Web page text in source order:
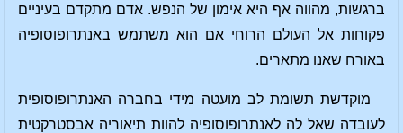
ברגשות, מהווה אף היא אימון של הנפש. אדם מתקדם בעיניים
פקוחות אל העולם הרוחי אם הוא משתמש באנתרופוסופיה
באורח שאנו מתארים.
מוקדשת תשומת לב מועטה מידי בחברה האנתרופוסופית
לעובדה שאל לה לאנתרופוסופיה להוות תיאוריה אבסטרקטית